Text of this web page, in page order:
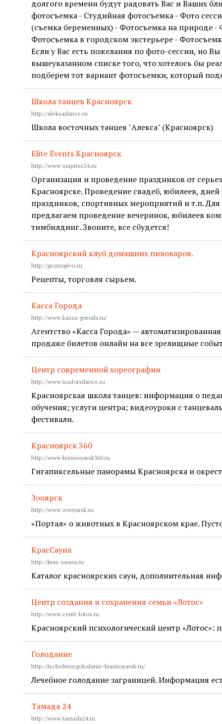
долгого времени будут радовать Вас и Ваших
фотосъемка - Студийная фотосъемка - Фото
(съемка беременных) - Фотосъемка на природе -
Фотосъемка в городском экстерьере -
Если у Вас есть пожелания по фото-сессии, но
вышеуказанном списке того, что хотелось бы
подберем тот вариант фотосъемки, который
Школа танцев Красноярск
http://aleksadance.ru
Школа восточных танцев "Алекса" (Красноярск)
Elite Events Красноярск
http://www.surprise24.ru
Организация и проведение праздников от
Красноярске. Проведение свадеб, юбилеев,
праздников, спортивных мероприятий и т.п.
предлагаем проведение вечеринок, юбилеев
тимбилдинг. Звоните, все сбудется!
Красноярский клуб домашних пивоваров.
http://prostopivo.ru
Рецепты, торговля сырьем.
Касса Города
http://www.kassa-goroda.ru/
Агентство «Касса Города» —
продаже билетов онлайн на все зрелищные
Центр современной хореографии
http://www.isadoradance.ru
Красноярская школа танцев: информация о
обучения; услуги центра; видеоуроки с
фестивали.
Красноярск 360
http://www.krasnoyarsk360.ru
Гигапиксельные панорамы Красноярска и
Зооярск
http://www.zooyarsk.ru
«Портал» о животных в Красноярском крае.
КрасСауна
http://kras-sauna.ru
Каталог красноярских саун, дополнительная
Центр создания и сохранения семьи «Лотос»
http://www.centr-lotos.ru
Красноярский психологический центр «Лотос»:
Голодание
http://lechebnoegolodanie-krasnoyarsk.ru/
Лечебное голодание заграницей. Информация
Тамада 24
http://www.tamada24.ru